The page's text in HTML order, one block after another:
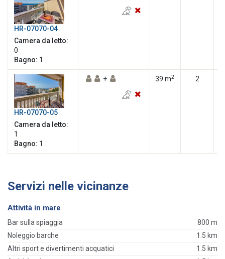
HR-07070-04
Camera da letto:
0
Bagno: 1
HR-07070-05
Camera da letto:
1
Bagno: 1
+ 39 m2 2
Servizi nelle vicinanze
Attività in mare
Bar sulla spiaggia
800 m
Noleggio barche
1.5 km
Altri sport e divertimenti acquatici
1.5 km